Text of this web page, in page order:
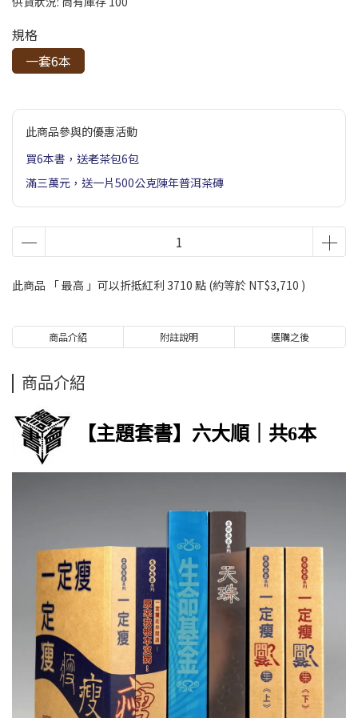
規格
一套6本
此商品參與的優惠活動
買6本書，送老茶包6包
滿三萬元，送一片500公克陳年普洱茶磚
此商品 「 最高 」可以折抵紅利 3710 點 (約等於 NT$3,710 )
商品介紹 附註說明 選購之後
商品介紹
【主題套書】六大順｜共6本